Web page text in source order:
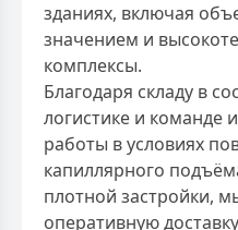
зданиях, включая
значением и
комплексы.
Благодаря складу в
логистике и команде
работы в условиях
капиллярного
плотной застройки,
оперативную